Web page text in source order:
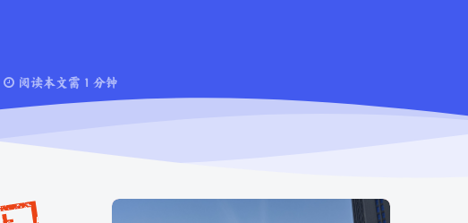
阅读本文需 1 分钟